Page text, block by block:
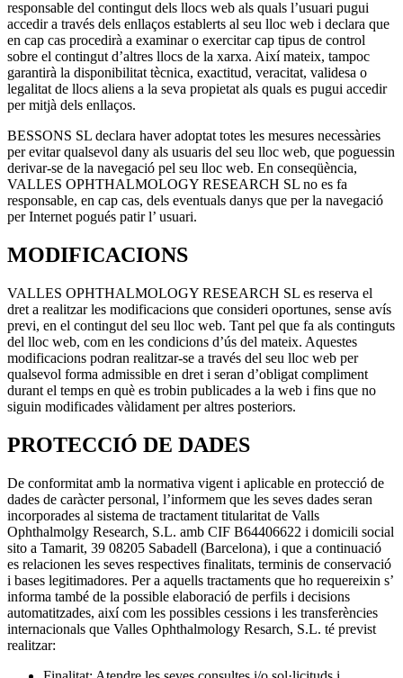
responsable del contingut dels llocs web als quals l’usuari pugui
accedir a través dels enllaços establerts al seu lloc web i declara que
en cap cas procedirà a examinar o exercitar cap tipus de control
sobre el contingut d’altres llocs de la xarxa. Així mateix, tampoc
garantirà la disponibilitat tècnica, exactitud, veracitat, validesa o
legalitat de llocs aliens a la seva propietat als quals es pugui accedir
per mitjà dels enllaços.
BESSONS SL declara haver adoptat totes les mesures necessàries
per evitar qualsevol dany als usuaris del seu lloc web, que poguessin
derivar-se de la navegació pel seu lloc web. En conseqüència,
VALLES OPHTHALMOLOGY RESEARCH SL no es fa
responsable, en cap cas, dels eventuals danys que per la navegació
per Internet pogués patir l’ usuari.
MODIFICACIONS
VALLES OPHTHALMOLOGY RESEARCH SL es reserva el
dret a realitzar les modificacions que consideri oportunes, sense avís
previ, en el contingut del seu lloc web. Tant pel que fa als continguts
del lloc web, com en les condicions d’ús del mateix. Aquestes
modificacions podran realitzar-se a través del seu lloc web per
qualsevol forma admissible en dret i seran d’obligat compliment
durant el temps en què es trobin publicades a la web i fins que no
siguin modificades vàlidament per altres posteriors.
PROTECCIÓ DE DADES
De conformitat amb la normativa vigent i aplicable en protecció de
dades de caràcter personal, l’informem que les seves dades seran
incorporades al sistema de tractament titularitat de Valls
Ophthalmolgy Research, S.L. amb CIF B64406622 i domicili social
sito a Tamarit, 39 08205 Sabadell (Barcelona), i que a continuació
es relacionen les seves respectives finalitats, terminis de conservació
i bases legitimadores. Per a aquells tractaments que ho requereixin s’
informa també de la possible elaboració de perfils i decisions
automatitzades, així com les possibles cessions i les transferències
internacionals que Valles Ophthalmology Resarch, S.L. té previst
realitzar: